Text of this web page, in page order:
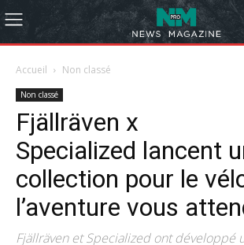
Accueil Non classé
Non classé
Fjällräven x
Specialized lancent
collection pour le
l’aventure vous
Fjällräven et Specialized ont développé